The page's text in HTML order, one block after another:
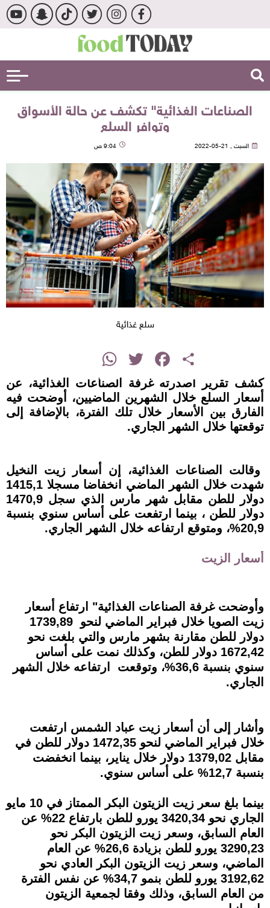
الصناعات الغذائية" تكشف عن حالة الأسواق
وتوافر السلع
السبت , 21-05-2022 9:04 ص
سلع غذائية
Share
Facebook
Twitter
WhatsApp
كشف تقرير أصدرته غرفة الصناعات الغذائية، عن
أسعار السلع خلال الشهرين الماضيين، أوضحت فيه
الفارق بين الأسعار خلال تلك الفترة، بالإضافة إلى
توقعتها خلال الشهر الجاري.
وقالت الصناعات الغذائية، إن أسعار زيت النخيل
شهدت خلال الشهر الماضي انخفاضا مسجلا 1415,1
دولار للطن مقابل شهر مارس الذي سجل 1470,9
دولار للطن ، بينما ارتفعت على أساس سنوي بنسبة
20,9%، ومتوقع ارتفاعه خلال الشهر الجاري.
أسعار الزيت
وأوضحت غرفة الصناعات الغذائية" ارتفاع أسعار
زيت الصويا خلال فبراير الماضي لنحو 1739,89
دولار للطن مقارنة بشهر مارس والتي بلغت نحو
1672,42 دولار للطن، وكذلك نمت على أساس
سنوي بنسبة 36,6%، وتوقعت ارتفاعه خلال الشهر
الجاري.
وأشار إلى أن أسعار زيت عباد الشمس ارتفعت
خلال فبراير الماضي لنحو 1472,35 دولار للطن في
مقابل 1379,02 دولار خلال يناير، بينما انخفضت
بنسبة 12,7% على أساس سنوي.
بينما بلغ سعر زيت الزيتون البكر الممتاز في 10 مايو
الجاري نحو 3420,34 يورو للطن بارتفاع 22% عن
العام السابق، وسعر زيت الزيتون البكر نحو
3290,23 يورو للطن بزيادة 26,6% عن العام
الماضي، وسعر زيت الزيتون البكر العادي نحو
3192,62 يورو للطن بنمو 34,7% عن نفس الفترة
من العام السابق، وذلك وفقا لجمعية الزيتون